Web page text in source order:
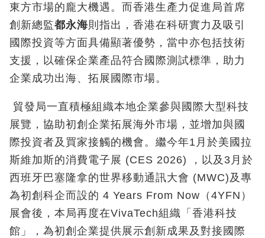
東方市場的龐大機遇。而香港生產力促進局首席
創新總監都永海則指出，香港在科研實力及吸引
國際投資等方面具備顯著優勢，當中亦包括技術
支援，以確保企業產品符合國際測試標準，助力
企業成功出海、拓展國際市場。
貿發局一直積極組織本地企業參與國際大型科技
展覽，協助初創企業拓展海外市場，並增加與國
際投資者及買家接觸的機會。繼今年1月於美國拉
斯維加斯的消費電子展 (CES 2026) ，以及3月於
西班牙巴塞隆拿的世界移動通訊大會 (MWC)及專
為初創科企而設的 4 Years From Now（4YFN）
展會後，本局再度在VivaTech組織「香港科技
館」，為初創企業提供展示創新成果及對接國際